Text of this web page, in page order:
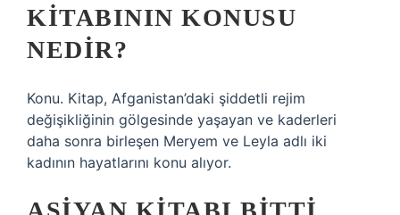
KITABININ KONUSU
NEDIR?
Konu. Kitap, Afganistan’daki şiddetli rejim
değişikliğinin gölgesinde yaşayan ve kaderleri
daha sonra birleşen Meryem ve Leyla adlı iki
kadının hayatlarını konu alıyor.